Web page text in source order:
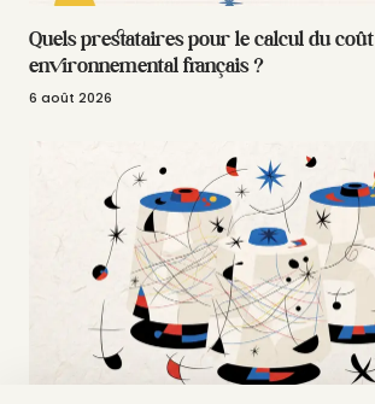
Quels prestataires pour le calcul du coût
environnemental français ?
6 août 2026